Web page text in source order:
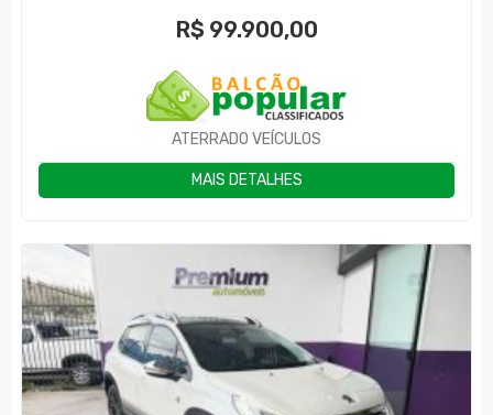
R$ 99.900,00
ATERRADO VEÍCULOS
MAIS DETALHES